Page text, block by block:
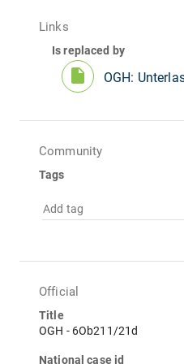
Links
Is replaced by
insert_drive_file
Community
Tags
Add tag
Official
Title
OGH - 6Ob211/21d
National case id